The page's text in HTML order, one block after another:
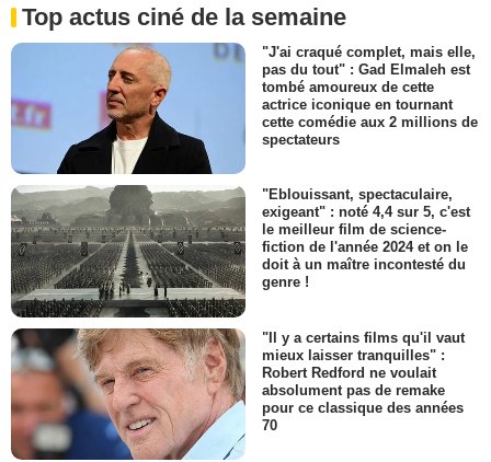
Top actus ciné de la semaine
"J'ai craqué complet, mais elle,
pas du tout" : Gad Elmaleh est
tombé amoureux de cette
actrice iconique en tournant
cette comédie aux 2 millions de
spectateurs
"Eblouissant, spectaculaire,
exigeant" : noté 4,4 sur 5, c'est
le meilleur film de science-
fiction de l'année 2024 et on le
doit à un maître incontesté du
genre !
"Il y a certains films qu'il vaut
mieux laisser tranquilles" :
Robert Redford ne voulait
absolument pas de remake
pour ce classique des années
70